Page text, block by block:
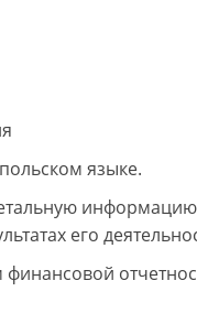
языке.
его